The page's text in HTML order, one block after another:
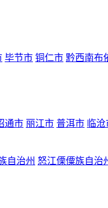
毕节市 铜仁市 黔西南布
通市 丽江市 普洱市 临
自治州 怒江傈僳族自治